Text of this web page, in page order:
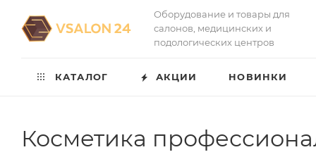
Оборудование и товары для
салонов, медицинских и
подологических центров
КАТАЛОГ АКЦИИ НОВИНКИ
Косметика